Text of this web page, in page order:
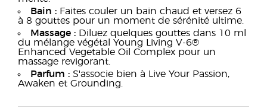
Bain : Faites couler un bain chaud et versez 6
à 8 gouttes pour un moment de sérénité ultime.
Massage : Diluez quelques gouttes dans 10 ml
du mélange végétal Young Living V-6®
Enhanced Vegetable Oil Complex pour un
massage revigorant.
Parfum : S'associe bien à Live Your Passion,
Awaken et Grounding.